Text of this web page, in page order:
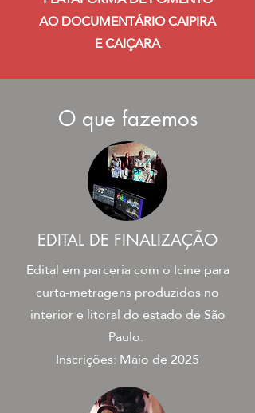
AO DOCUMENTÁRIO CAIPIRA
E CAIÇARA
O que fazemos
EDITAL DE FINALIZAÇÃO
Edital em parceria com o Icine para
curta-metragens produzidos no
interior e litoral do estado de São
Paulo.
Inscrições: Maio de 2025